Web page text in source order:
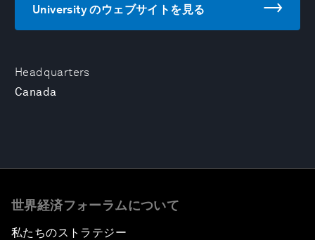
Headquarters
Canada
University のウェブサイトを見る
世界経済フォーラムについて
私たちのストラテジー